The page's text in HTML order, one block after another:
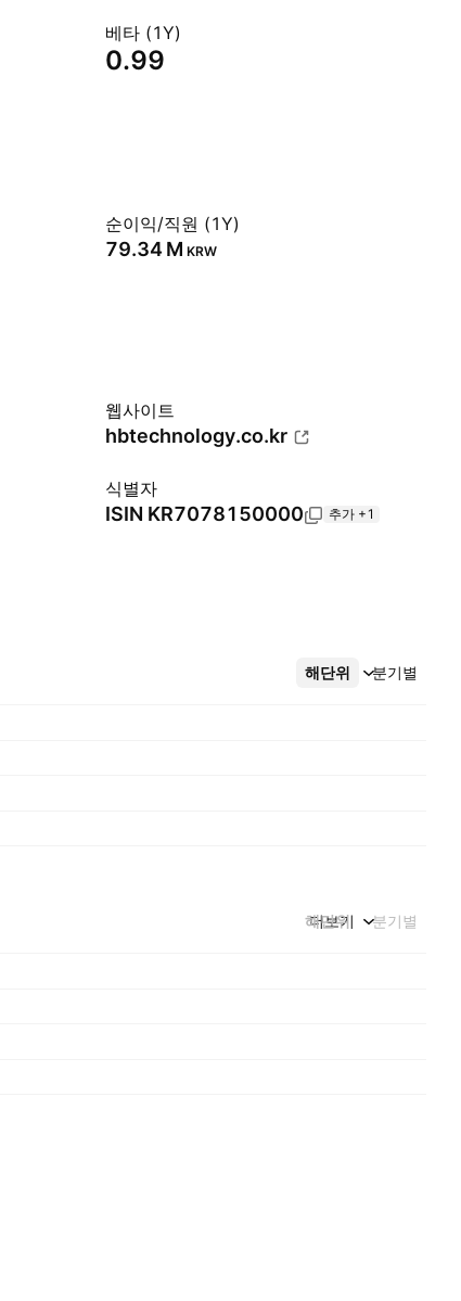
베타 (1Y)
0.99
순이익/직원 (1Y)
‪79.34 M‬ KRW
웹사이트
hbtechnology.co.kr
식별자
ISIN KR7078150000 추가 +1
해단위 분기별
더보기
해단위 분기별
더보기